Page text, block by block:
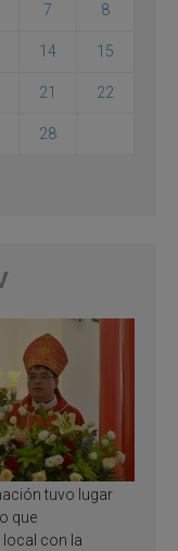
7 8
14 15
21 22
28
tuvo lugar
que
local con la